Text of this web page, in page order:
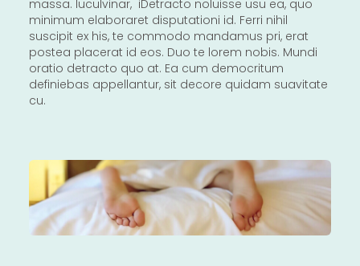
massa. luculvinar, iDetracto noluisse usu ea, quo
minimum elaboraret disputationi id. Ferri nihil
suscipit ex his, te commodo mandamus pri, erat
postea placerat id eos. Duo te lorem nobis. Mundi
oratio detracto quo at. Ea cum democritum
definiebas appellantur, sit decore quidam suavitate
cu.